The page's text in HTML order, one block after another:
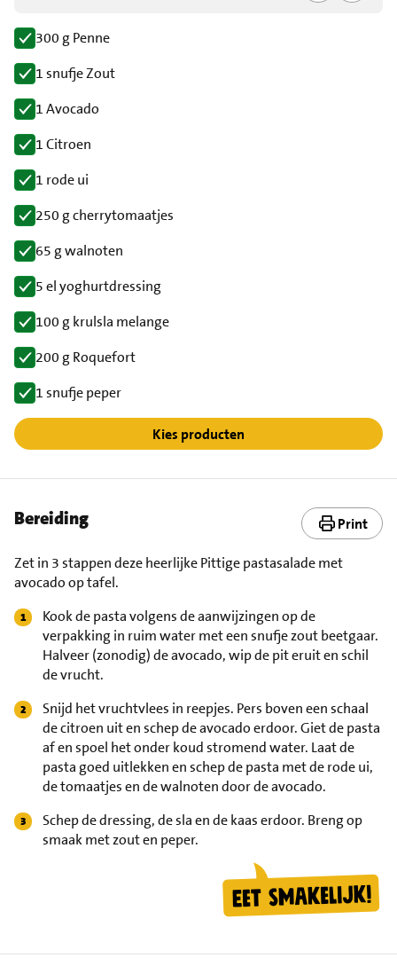
300 g Penne
1 snufje Zout
1 Avocado
1 Citroen
1 rode ui
250 g cherrytomaatjes
65 g walnoten
5 el yoghurtdressing
100 g krulsla melange
200 g Roquefort
1 snufje peper
Kies producten
Bereiding Print
Zet in 3 stappen deze heerlijke Pittige pastasalade met
avocado op tafel.
Kook de pasta volgens de aanwijzingen op de
verpakking in ruim water met een snufje zout beetgaar.
Halveer (zonodig) de avocado, wip de pit eruit en schil
de vrucht.
Snijd het vruchtvlees in reepjes. Pers boven een schaal
de citroen uit en schep de avocado erdoor. Giet de pasta
af en spoel het onder koud stromend water. Laat de
pasta goed uitlekken en schep de pasta met de rode ui,
de tomaatjes en de walnoten door de avocado.
Schep de dressing, de sla en de kaas erdoor. Breng op
smaak met zout en peper.